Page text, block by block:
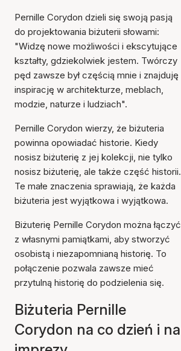
Pernille Corydon dzieli się swoją pasją
do projektowania biżuterii słowami:
"Widzę nowe możliwości i ekscytujące
kształty, gdziekolwiek jestem. Twórczy
pęd zawsze był częścią mnie i znajduję
inspirację w architekturze, meblach,
modzie, naturze i ludziach".
Pernille Corydon wierzy, że biżuteria
powinna opowiadać historie. Kiedy
nosisz biżuterię z jej kolekcji, nie tylko
nosisz biżuterię, ale także część historii.
Te małe znaczenia sprawiają, że każda
biżuteria jest wyjątkowa i wyjątkowa.
Biżuterię Pernille Corydon można łączyć
z własnymi pamiątkami, aby stworzyć
osobistą i niezapomnianą historię. To
połączenie pozwala zawsze mieć
przytulną historię do podzielenia się.
Biżuteria Pernille
Corydon na co dzień i na